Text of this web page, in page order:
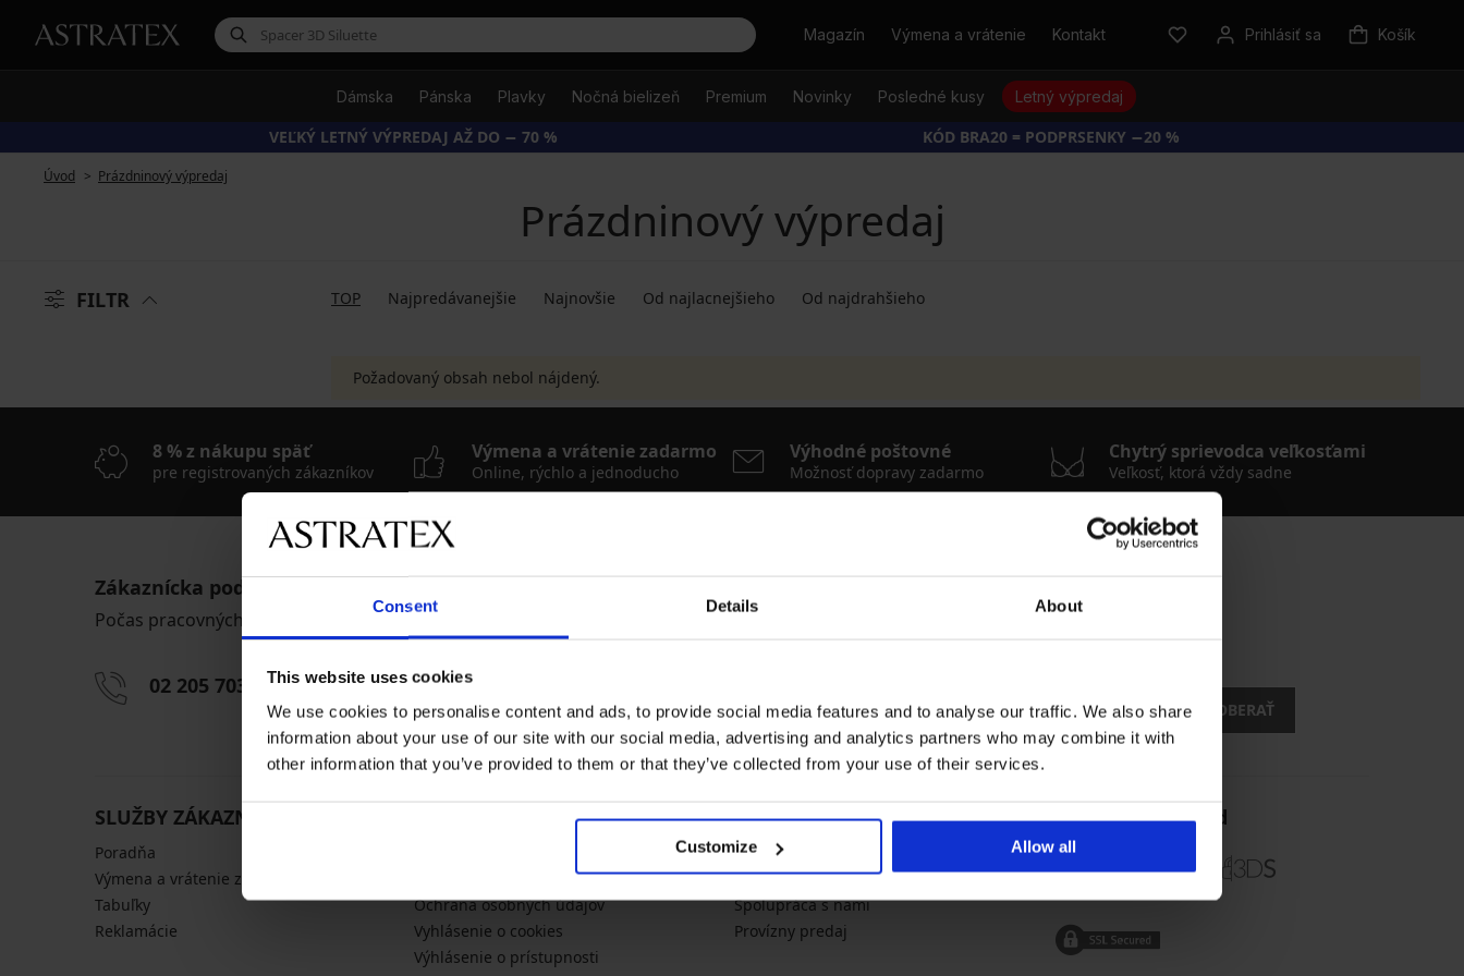
Consent Details About
This website uses cookies
We use cookies to personalise content and ads, to provide social media features and to analyse our traffic. We also share
information about your use of our site with our social media, advertising and analytics partners who may combine it with
other information that you’ve provided to them or that they’ve collected from your use of their services.
Customize Allow all
HľadaťMagazín Výmena a vrátenie Kontakt Prihlásiť sa Košík
Dámska Pánska Plavky Nočná bielizeň Premium Novinky Posledné kusy Letný výpredaj
VEĽKÝ LETNÝ VÝPREDAJ AŽ DO − 70 % KÓD BRA20 = PODPRSENKY −20 %
Úvod Prázdninový výpredaj
Prázdninový výpredaj
FILTR TOP Najpredávanejšie Najnovšie Od najlacnejšieho Od najdrahšieho
Požadovaný obsah nebol nájdený.
8 % z nákupu späť
pre registrovaných zákazníkov
Výmena a vrátenie zadarmo
Online, rýchlo a jednoducho
Výhodné poštovné
Možnosť dopravy zadarmo
Chytrý sprievodca veľkosťami
Veľkosť, ktorá vždy sadne
Zákaznícka podpora
Počas pracovných dní od 8:00 do 17:00
02 205 703 40 info@astratex.sk
Chcete sa dozvedieť o novinkách?
CHCEM ODOBERAŤ
SLUŽBY ZÁKAZNÍKOM
Poradňa
Výmena a vrátenie zadarmo
Tabuľky
Reklamácie
VŠEOBECNÉ INFORMÁCIE
Obchodné podmienky
Ochrana osobných údajov
Vyhlásenie o cookies
Výhlásenie o prístupnosti
O SPOLOČNOSTI
O Astratex.sk
Kontakt
Spolupráca s nami
Provízny predaj
Spoľahlivý obchod